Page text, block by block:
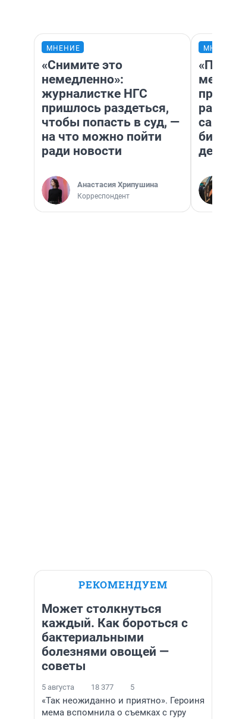
МНЕНИЕ
«Снимите это
немедленно»:
журналистке НГС
пришлось раздеться,
чтобы попасть в суд, —
на что можно пойти
ради новости
Анастасия Хрипушина
Корреспондент
РЕКОМЕНДУЕМ
Может столкнуться
каждый. Как бороться с
бактериальными
болезнями овощей —
советы
5 августа 18 377 5
«Так неожиданно и приятно». Героиня
мема вспомнила о съемках с гуру